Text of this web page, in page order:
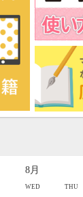
8月
WED THU